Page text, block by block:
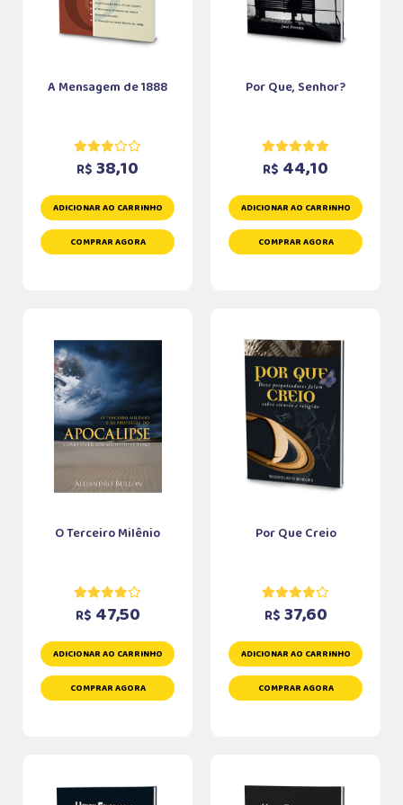
A Mensagem de 1888
R$ 38,10
ADICIONAR AO CARRINHO
COMPRAR AGORA
Por Que, Senhor?
R$ 44,10
ADICIONAR AO CARRINHO
COMPRAR AGORA
O Terceiro Milênio
R$ 47,50
ADICIONAR AO CARRINHO
COMPRAR AGORA
Por Que Creio
R$ 37,60
ADICIONAR AO CARRINHO
COMPRAR AGORA